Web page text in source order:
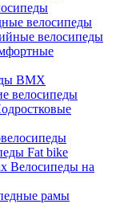
велосипеды
велосипеды
BMX
велосипеды
Fat bike
Велосипеды на
рамы